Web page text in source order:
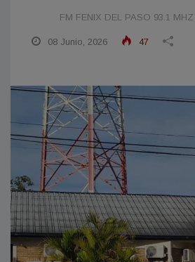
FM FENIX DEL PASO 93.1 MHZ
08 Junio, 2026 47